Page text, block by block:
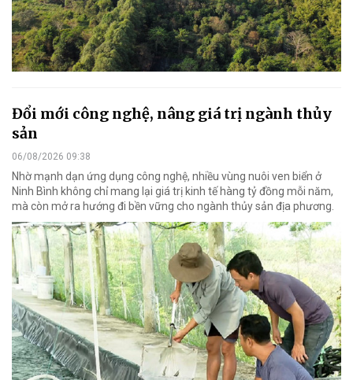
Đổi mới công nghệ, nâng giá trị ngành thủy
sản
06/08/2026 09:38
Nhờ mạnh dạn ứng dụng công nghệ, nhiều vùng nuôi ven biển ở
Ninh Bình không chỉ mang lại giá trị kinh tế hàng tỷ đồng mỗi năm,
mà còn mở ra hướng đi bền vững cho ngành thủy sản địa phương.